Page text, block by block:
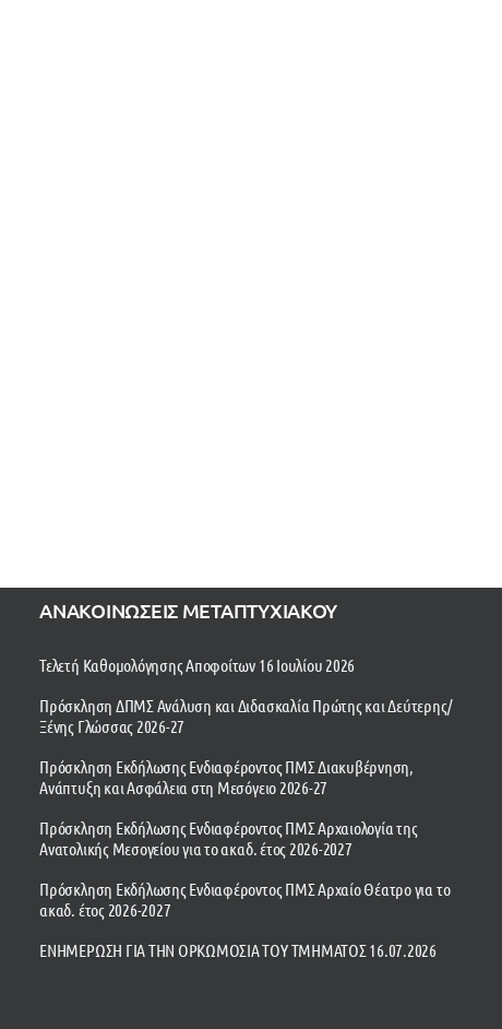
ΑΝΑΚΟΙΝΩΣΕΙΣ ΜΕΤΑΠΤΥΧΙΑΚΟΥ
Τελετή Καθομολόγησης Αποφοίτων 16 Ιουλίου 2026
Πρόσκληση ΔΠΜΣ Ανάλυση και Διδασκαλία Πρώτης και Δεύτερης/
Ξένης Γλώσσας 2026-27
Πρόσκληση Εκδήλωσης Ενδιαφέροντος ΠΜΣ Διακυβέρνηση,
Ανάπτυξη και Ασφάλεια στη Μεσόγειο 2026-27
Πρόσκληση Εκδήλωσης Ενδιαφέροντος ΠΜΣ Αρχαιολογία της
Ανατολικής Μεσογείου για το ακαδ. έτος 2026-2027
Πρόσκληση Εκδήλωσης Ενδιαφέροντος ΠΜΣ Αρχαίο Θέατρο για το
ακαδ. έτος 2026-2027
ΕΝΗΜΕΡΩΣΗ ΓΙΑ ΤΗΝ ΟΡΚΩΜΟΣΙΑ ΤΟΥ ΤΜΗΜΑΤΟΣ 16.07.2026